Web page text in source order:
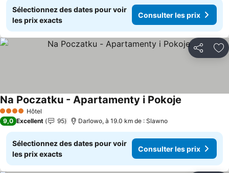
Sélectionnez des dates pour voir
les prix exacts
Consulter les prix
Partager
4 Étoiles Hôtel
Na Poczatku - Apartamenty i Pokoje
9,0 Excellent 95 Darlowo, à 19.0 km de : Slawno
Sélectionnez des dates pour voir
les prix exacts
Consulter les prix